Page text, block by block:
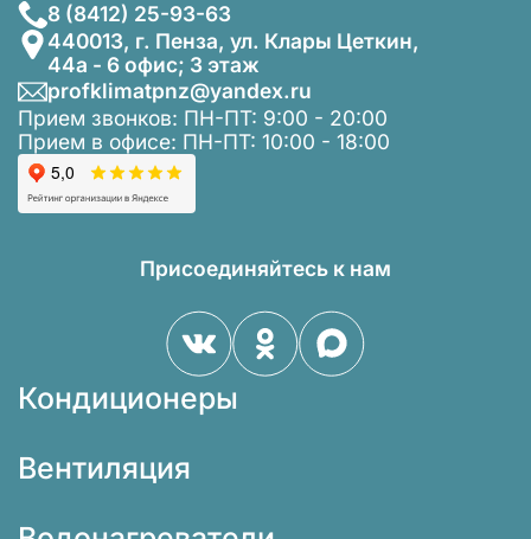
8 (8412) 25-93-63
440013, г. Пенза, ул. Клары Цеткин,
44а - 6 офис; 3 этаж
profklimatpnz@yandex.ru
Прием звонков: ПН-ПТ: 9:00 - 20:00
Прием в офисе: ПН-ПТ: 10:00 - 18:00
Присоединяйтесь к нам
Кондиционеры
Вентиляция